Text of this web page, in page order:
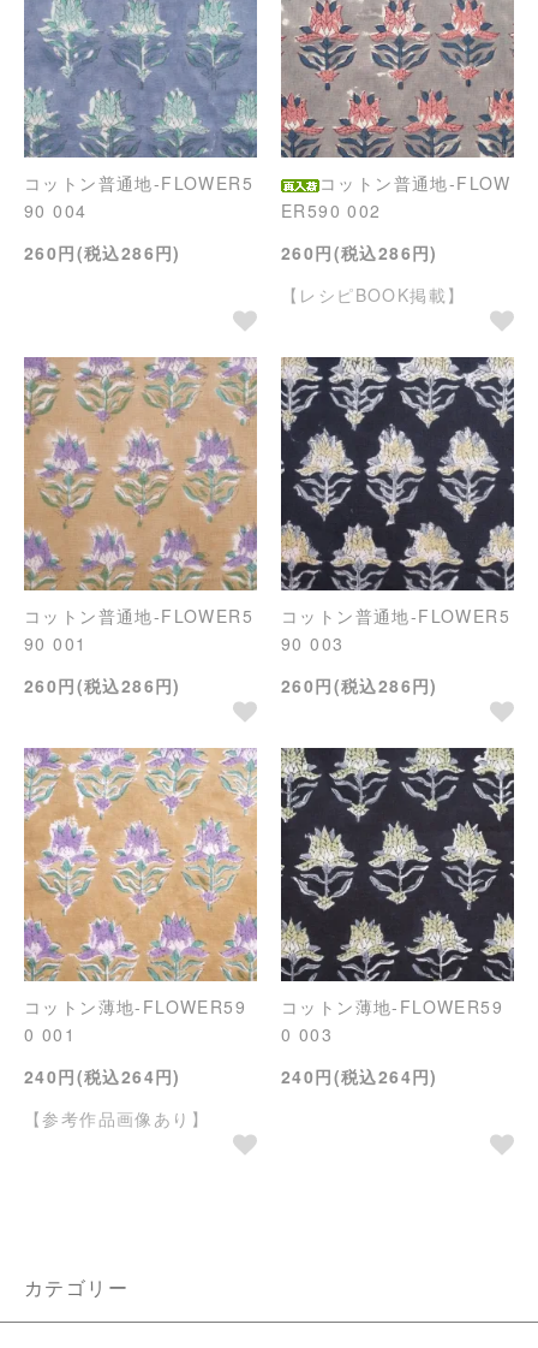
コットン普通地-FLOWER5
90 004
260円(税込286円)
コットン普通地-FLOW
ER590 002
260円(税込286円)
【レシピBOOK掲載】
コットン普通地-FLOWER5
90 001
260円(税込286円)
コットン普通地-FLOWER5
90 003
260円(税込286円)
コットン薄地-FLOWER59
0 001
240円(税込264円)
【参考作品画像あり】
コットン薄地-FLOWER59
0 003
240円(税込264円)
カテゴリー